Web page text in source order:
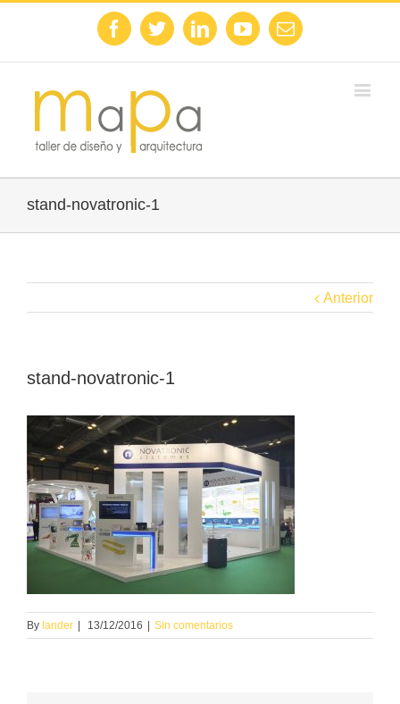
FacebookTwitterLinkedinYoutubeEmail
stand-novatronic-1
Anterior
stand-novatronic-1
By lander 13/12/2016 Sin comentarios